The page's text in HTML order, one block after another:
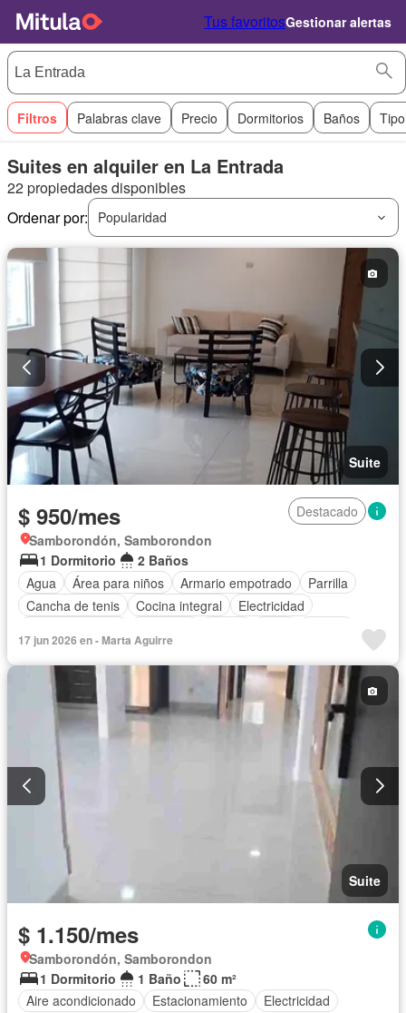
Tus favoritosGestionar alertas
Filtros Palabras clave Precio Dormitorios Baños
Suites en alquiler en La Entrada
22 propiedades disponibles
Ordenar por:
Popularidad
Suite
$ 950/mes
Destacado
Samborondón, Samborondon
1 Dormitorio
2 Baños
Agua
Área para niños Armario empotrado
Parrilla
Cancha de tenis
Cocina integral
Electricidad
Vista panorámica
Parcialmente amoblado
17 jun 2026 en - Marta Aguirre
Suite
$ 1.150/mes
Samborondón, Samborondon
1 Dormitorio
1 Baño
60 m²
Aire acondicionado
Estacionamiento Electricidad